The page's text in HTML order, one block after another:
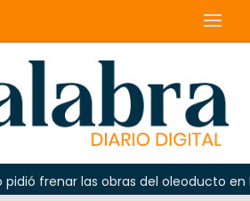
frenar las obras del oleoducto en